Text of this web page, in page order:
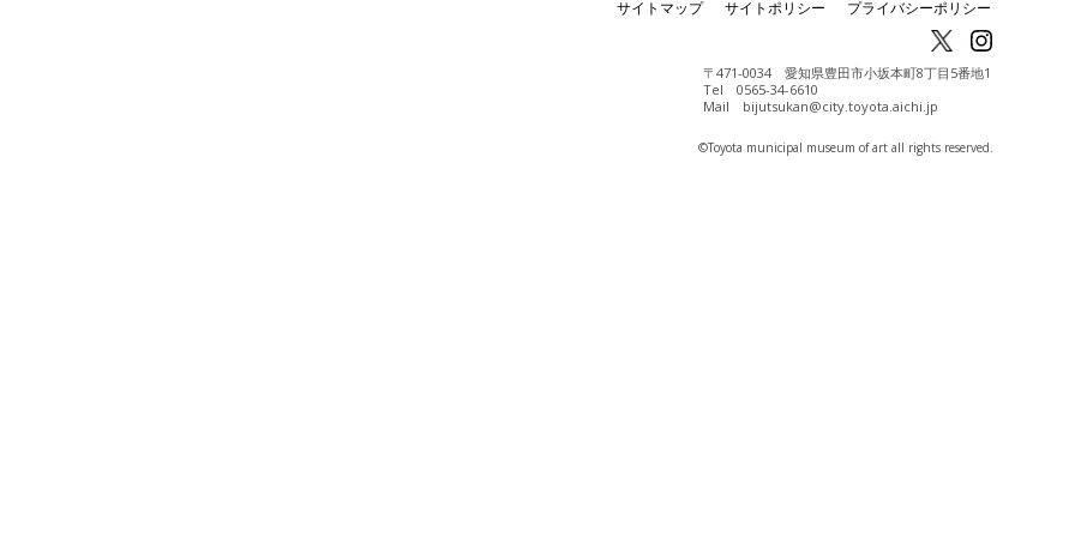
サイトマップ サイトポリシー プライバシーポリシー
〒471-0034 愛知県豊田市小坂本町8丁目5番地1
Tel 0565-34-6610
Mail bijutsukan@city.toyota.aichi.jp
©️Toyota municipal museum of art all rights reserved.